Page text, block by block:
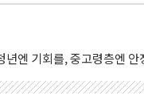
기 매출액 2136억원
기 영업익 16% 증가…역
생에너지 사용률 40%로